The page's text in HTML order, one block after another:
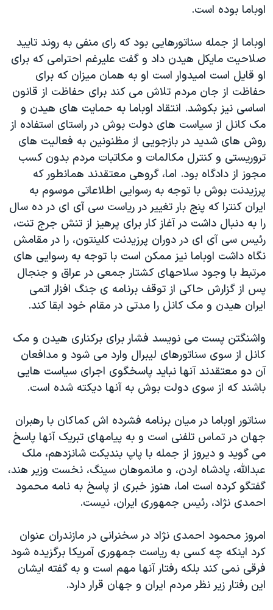
اوباما بوده است.
اوباما از جمله سناتورهایی بود که رای منفی به روند تايید
صلاحیت مایکل هیدن داد و گفت علیرغم احترامی که برای
او قايل است امیدوار است او به همان میزان که برای
حفاظت از جان مردم تلاش می کند برای حفاظت از قانون
اساسی نیز بکوشد. انتقاد اوباما به حمایت های هیدن و
مک کانل از سیاست های دولت بوش در راستای استفاده از
روش های شدید در بازجویی از مظنونین به فعالیت های
تروریستی و کنترل مکالمات و مکاتبات مردم بدون کسب
مجوز از دادگاه بود. اما، گروهی معتقدند همانطور که
پرزیدنت بوش با توجه به رسوایی اطلاعاتی موسوم به
ایران کنترا که پنج بار تغییر در ریاست سی آی ای در ده سال
را به دنبال داشت در آغاز کار برای پرهیز از تنش جرج تنت،
رئیس سی آی ای در دوران پرزیدنت کلینتون، را در مقامش
نگاه داشت اوباما نیز ممکن است با توجه به رسوایی های
مرتبط با وجود سلاحهای کشتار جمعی در عراق و جنجال
پس از گزارش حاکی از توقف برنامه ی جنگ افزار اتمی
ایران هیدن و مک کانل را مدتی در مقام خود ابقا کند.
واشنگتن پست می نویسد فشار برای برکناری هیدن و مک
کانل از سوی سناتورهای لیبرال وارد می شود و مدافعان
آن دو معتقدند آنها نباید پاسخگوی اجرای سیاست هایی
باشند که از سوی دولت بوش به آنها دیکته شده است.
سناتور اوباما در میان برنامه فشرده اش کماکان با رهبران
جهان در تماس تلفنی است و به پیامهای تبریک آنها پاسخ
می گوید و دیروز از جمله با پاپ بندیکت شانزدهم، ملک
عبدالله، پادشاه اردن، و مانموهان سینگ، نخست وزیر هند،
گفتگو کرده است اما، هنوز خبری از پاسخ به نامه محمود
احمدی نژاد، رئیس جمهوری ایران، نیست.
امروز محمود احمدی نژاد در سخنرانی در مازندران عنوان
کرد اینکه چه کسی به ریاست جمهوری آمریکا برگزیده شود
فرقی نمی کند بلکه رفتار آنها مهم است و به گفته ایشان
این رفتار زیر نظر مردم ایران و جهان قرار دارد.